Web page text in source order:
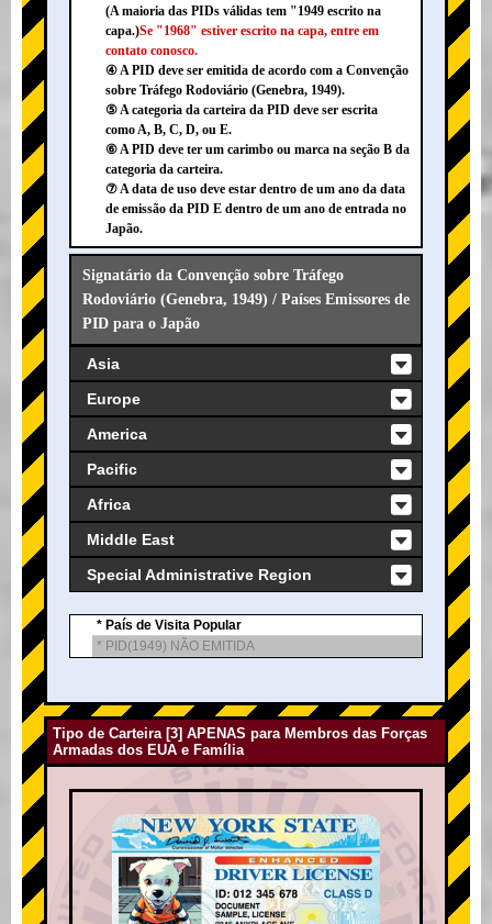
(A maioria das PIDs válidas tem "1949 escrito na
capa.)Se "1968" estiver escrito na capa, entre em
contato conosco.
④ A PID deve ser emitida de acordo com a Convenção
sobre Tráfego Rodoviário (Genebra, 1949).
⑤ A categoria da carteira da PID deve ser escrita
como A, B, C, D, ou E.
⑥ A PID deve ter um carimbo ou marca na seção B da
categoria da carteira.
⑦ A data de uso deve estar dentro de um ano da data
de emissão da PID E dentro de um ano de entrada no
Japão.
Signatário da Convenção sobre Tráfego
Rodoviário (Genebra, 1949) / Países Emissores de
PID para o Japão
Asia
Europe
America
Pacific
Africa
Middle East
Special Administrative Region
* País de Visita Popular
* PID(1949) NÃO EMITIDA
Tipo de Carteira [3] APENAS para Membros das Forças
Armadas dos EUA e Família